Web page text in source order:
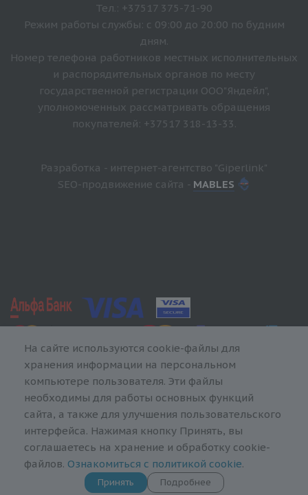
Тел.: +37517 375-71-90
Режим работы службы: с 09:00 до 20:00 по будним
дням.
Номер телефона работников местных исполнительных
и распорядительных органов по месту
государственной регистрации ООО"Яндейл",
уполномоченных рассматривать обращения
покупателей: +37517 318-13-33.
Разработка - интернет-агентство "Giperlink"
SEO-продвижение сайта - MABLES
На сайте используются cookie-файлы для
хранения информации на персональном
компьютере пользователя. Эти файлы
необходимы для работы основных функций
сайта, а также для улучшения пользовательского
интерфейса. Нажимая кнопку Принять, вы
соглашаетесь на хранение и обработку cookie-
файлов. Ознакомиться с политикой cookie.
Принять Подробнее